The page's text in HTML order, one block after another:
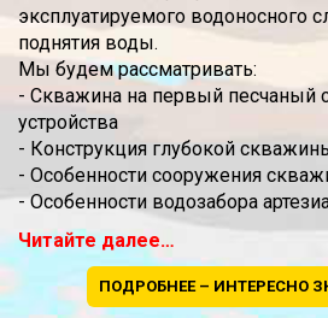
эксплуатируемого водоносного
поднятия воды.
Мы будем рассматривать:
- Скважина на первый песчаный
устройства
- Конструкция глубокой
- Особенности сооружения
- Особенности водозабора
Читайте далее…
ПОДРОБНЕЕ – ИНТЕРЕСНО